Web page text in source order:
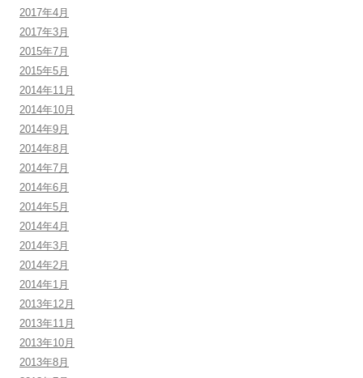
2017年4月
2017年3月
2015年7月
2015年5月
2014年11月
2014年10月
2014年9月
2014年8月
2014年7月
2014年6月
2014年5月
2014年4月
2014年3月
2014年2月
2014年1月
2013年12月
2013年11月
2013年10月
2013年8月